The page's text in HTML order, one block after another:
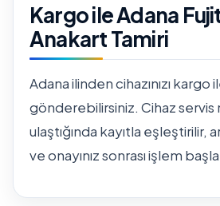
Kargo ile Adana
Anakart Tamiri
Adana ilinden cihazınızı kargo
gönderebilirsiniz. Cihaz
ulaştığında kayıtla eşleştirilir,
ve onayınız sonrası işlem